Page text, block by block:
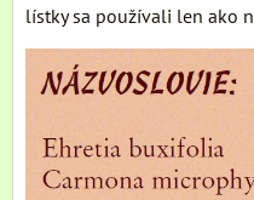
lístky sa používali len ako